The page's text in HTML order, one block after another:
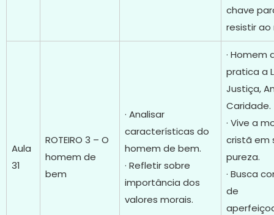
chave
resistir ao
Aula
31
ROTEIRO 3 – O
homem de
bem
· Analisar
características do
homem de bem.
· Refletir sobre
importância dos
valores morais.
· Homem
pratica a
Justiça,
Caridade.
· Vive a
cristã em
pureza.
· Busca
de